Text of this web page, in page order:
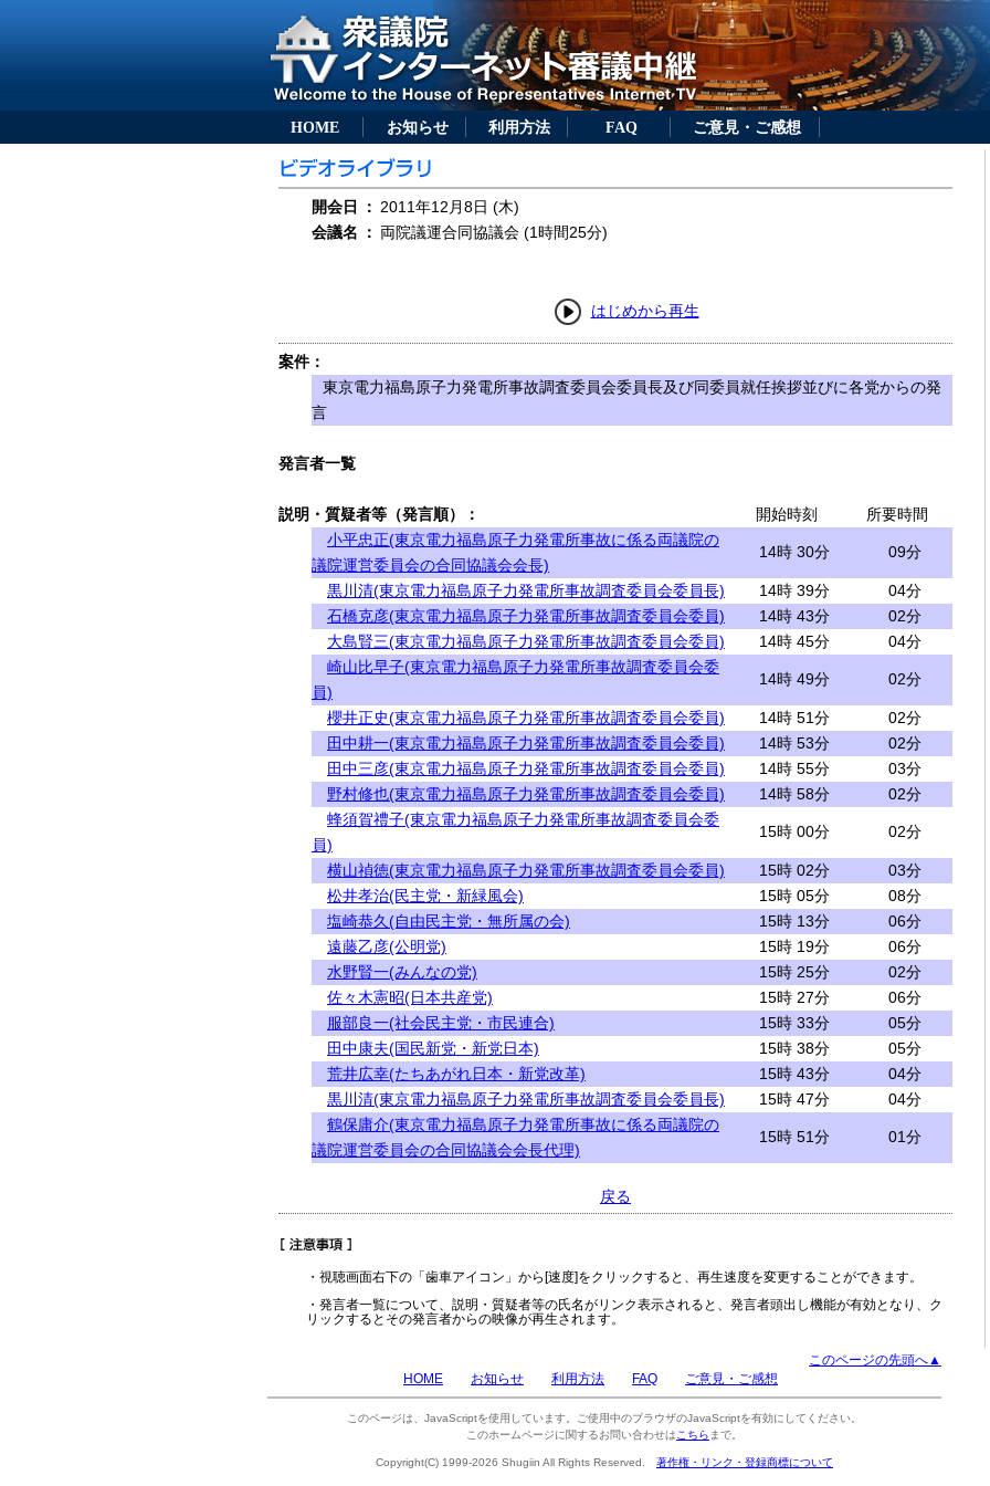
HOME お知らせ 利用方法 FAQ ご意見・ご感想
開会日 ： 2011年12月8日 (木)
会議名
： 両院議運合同協議会 (1時間25分)
はじめから再生
案件：
東京電力福島原子力発電所事故調査委員会委員長及び同委員就任挨拶並びに各党からの発
言
発言者一覧
説明・質疑者等（発言順）： 開始時刻
所要時間
小平忠正(東京電力福島原子力発電所事故に係る両議院の
議院運営委員会の合同協議会会長)
14時 30分 09分
黒川清(東京電力福島原子力発電所事故調査委員会委員長) 14時 39分
04分
石橋克彦(東京電力福島原子力発電所事故調査委員会委員)
14時 43分
02分
大島賢三(東京電力福島原子力発電所事故調査委員会委員)
14時 45分
04分
崎山比早子(東京電力福島原子力発電所事故調査委員会委
員)
14時 49分 02分
櫻井正史(東京電力福島原子力発電所事故調査委員会委員) 14時 51分
02分
田中耕一(東京電力福島原子力発電所事故調査委員会委員)
14時 53分
02分
田中三彦(東京電力福島原子力発電所事故調査委員会委員)
14時 55分
03分
野村修也(東京電力福島原子力発電所事故調査委員会委員)
14時 58分
02分
蜂須賀禮子(東京電力福島原子力発電所事故調査委員会委
員)
15時 00分 02分
横山禎徳(東京電力福島原子力発電所事故調査委員会委員) 15時 02分
03分
松井孝治(民主党・新緑風会)
15時 05分
08分
塩崎恭久(自由民主党・無所属の会)
15時 13分
06分
遠藤乙彦(公明党)
15時 19分
06分
水野賢一(みんなの党)
15時 25分
02分
佐々木憲昭(日本共産党)
15時 27分
06分
服部良一(社会民主党・市民連合)
15時 33分
05分
田中康夫(国民新党・新党日本)
15時 38分
05分
荒井広幸(たちあがれ日本・新党改革)
15時 43分
04分
黒川清(東京電力福島原子力発電所事故調査委員会委員長)
15時 47分
04分
鶴保庸介(東京電力福島原子力発電所事故に係る両議院の
議院運営委員会の合同協議会会長代理)
15時 51分 01分
戻る
・視聴画面右下の「歯車アイコン」から[速度]をクリックすると、再生速度を変更することができます。
・発言者一覧について、説明・質疑者等の氏名がリンク表示されると、発言者頭出し機能が有効となり、ク
リックするとその発言者からの映像が再生されます。
このページの先頭へ▲
HOME
お知らせ 利用方法 FAQ ご意見・ご感想
このページは、JavaScriptを使用しています。ご使用中のブラウザのJavaScriptを有効にしてください。
このホームページに関するお問い合わせは こちら まで。
Copyright(C) 1999-2026 Shugiin All Rights Reserved. 著作権・リンク・登録商標について